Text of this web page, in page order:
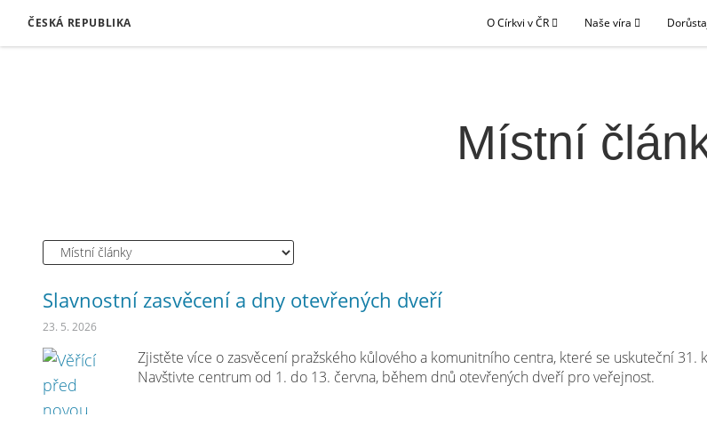
ČESKÁ REPUBLIKA O Církvi v ČR Naše víra
Místní
Slavnostní zasvěcení a dny otevřených dveří
23. 5. 2026
Zjistěte více o zasvěcení pražského kůlového a komunitního centra, které se uskuteční 31.
Navštivte centrum od 1. do 13. června, během dnů otevřených dveří pro veřejnost.